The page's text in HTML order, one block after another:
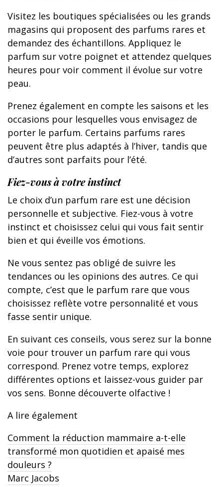
Visitez les boutiques spécialisées ou les grands
magasins qui proposent des parfums rares et
demandez des échantillons. Appliquez le
parfum sur votre poignet et attendez quelques
heures pour voir comment il évolue sur votre
peau.
Prenez également en compte les saisons et les
occasions pour lesquelles vous envisagez de
porter le parfum. Certains parfums rares
peuvent être plus adaptés à l’hiver, tandis que
d’autres sont parfaits pour l’été.
Fiez-vous à votre instinct
Le choix d’un parfum rare est une décision
personnelle et subjective. Fiez-vous à votre
instinct et choisissez celui qui vous fait sentir
bien et qui éveille vos émotions.
Ne vous sentez pas obligé de suivre les
tendances ou les opinions des autres. Ce qui
compte, c’est que le parfum rare que vous
choisissez reflète votre personnalité et vous
fasse sentir unique.
En suivant ces conseils, vous serez sur la bonne
voie pour trouver un parfum rare qui vous
correspond. Prenez votre temps, explorez
différentes options et laissez-vous guider par
vos sens. Bonne découverte olfactive !
A lire également
Comment la réduction mammaire a-t-elle
transformé mon quotidien et apaisé mes
douleurs ?
Marc Jacobs